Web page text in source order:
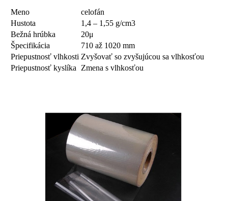
Meno
celofán
Hustota
1,4 – 1,55 g/cm3
Bežná hrúbka
20μ
Špecifikácia
710 až 1020 mm
Priepustnosť vlhkosti Zvyšovať so zvyšujúcou sa vlhkosťou
Priepustnosť kyslíka
Zmena s vlhkosťou